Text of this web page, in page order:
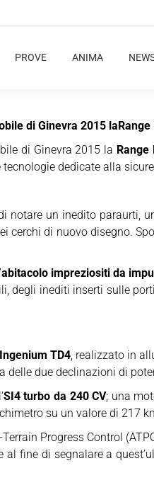
PROVE ANIMA
di Ginevra 2015
di Ginevra 2015 la Range
dedicate alla
notare un inedito paraurti,
cerchi di nuovo disegno.
impreziositi da
degli inediti inserti sulle
TD4, realizzato in
due declinazioni di
SI4 turbo da 240 CV; una
su un valore di 217
Progress Control
fine di segnalare a